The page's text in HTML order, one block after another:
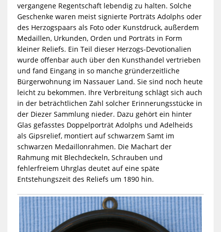
vergangene Regentschaft lebendig zu halten. Solche
Geschenke waren meist signierte Porträts Adolphs oder
des Herzogspaars als Foto oder Kunstdruck, außerdem
Medaillen, Urkunden, Orden und Porträts in Form
kleiner Reliefs. Ein Teil dieser Herzogs-Devotionalien
wurde offenbar auch über den Kunsthandel vertrieben
und fand Eingang in so manche gründerzeitliche
Bürgerwohnung im Nassauer Land. Sie sind noch heute
leicht zu bekommen. Ihre Verbreitung schlägt sich auch
in der beträchtlichen Zahl solcher Erinnerungsstücke in
der Diezer Sammlung nieder. Dazu gehört ein hinter
Glas gefasstes Doppelporträt Adolphs und Adelheids
als Gipsrelief, montiert auf schwarzem Samt im
schwarzen Medaillonrahmen. Die Machart der
Rahmung mit Blechdeckeln, Schrauben und
fehlerfreiem Uhrglas deutet auf eine späte
Entstehungszeit des Reliefs um 1890 hin.